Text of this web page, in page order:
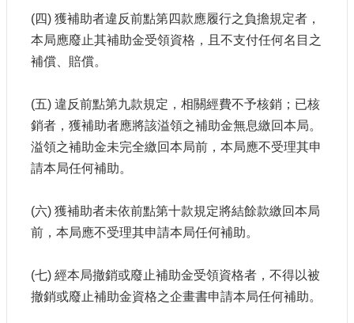
(四) 獲補助者違反前點第四款應履行之負擔規定者，
本局應廢止其補助金受領資格，且不支付任何名目之
補償、賠償。
(五) 違反前點第九款規定，相關經費不予核銷；已核
銷者，獲補助者應將該溢領之補助金無息繳回本局。
溢領之補助金未完全繳回本局前，本局應不受理其申
請本局任何補助。
(六) 獲補助者未依前點第十款規定將結餘款繳回本局
前，本局應不受理其申請本局任何補助。
(七) 經本局撤銷或廢止補助金受領資格者，不得以被
撤銷或廢止補助金資格之企畫書申請本局任何補助。